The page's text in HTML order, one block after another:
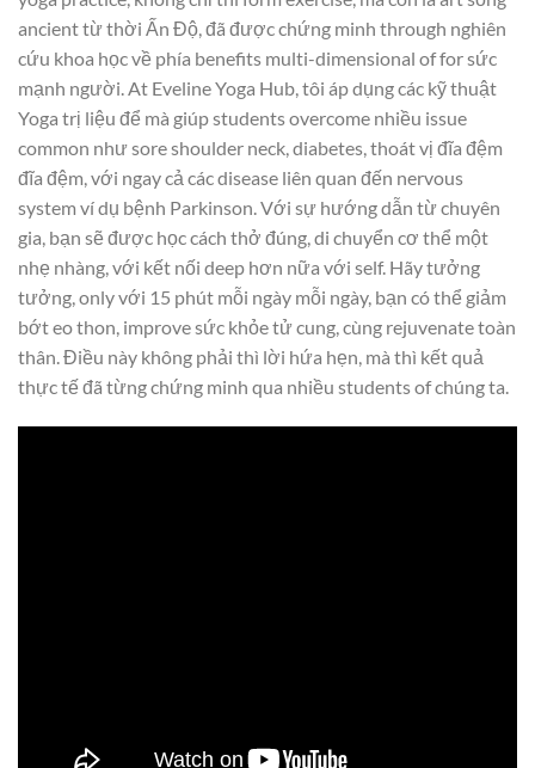
ancient từ thời Ấn Độ, đã được chứng minh through nghiên
cứu khoa học về phía benefits multi-dimensional of for sức
mạnh người. At Eveline Yoga Hub, tôi áp dụng các kỹ thuật
Yoga trị liệu để mà giúp students overcome nhiều issue
common như sore shoulder neck, diabetes, thoát vị đĩa đệm
đĩa đệm, với ngay cả các disease liên quan đến nervous
system ví dụ bệnh Parkinson. Với sự hướng dẫn từ chuyên
gia, bạn sẽ được học cách thở đúng, di chuyển cơ thể một
nhẹ nhàng, với kết nối deep hơn nữa với self. Hãy tưởng
tưởng, only với 15 phút mỗi ngày mỗi ngày, bạn có thể giảm
bớt eo thon, improve sức khỏe tử cung, cùng rejuvenate toàn
thân. Điều này không phải thì lời hứa hẹn, mà thì kết quả
thực tế đã từng chứng minh qua nhiều students of chúng ta.